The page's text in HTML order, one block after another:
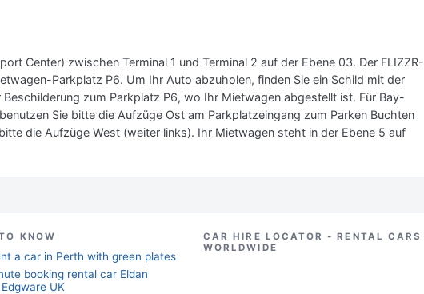
Center) zwischen Terminal 1 und Terminal 2 auf der Ebene 03. Der FLIZZR-
Parkplatz P6. Um Ihr Auto abzuholen, finden Sie ein Schild mit der
zum Parkplatz P6, wo Ihr Mietwagen abgestellt ist. Für Bay-
Sie bitte die Aufzüge Ost am Parkplatzeingang zum Parken Buchten
die Aufzüge West (weiter links). Ihr Mietwagen steht in der Ebene 5 auf
KNOW
a car in Perth with green plates
booking rental car Eldan
UK
CAR HIRE LOCATOR - RENTAL CARS
WORLDWIDE